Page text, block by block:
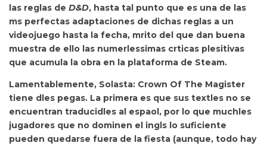
las reglas de D&D, hasta tal punto que es una de las
ms perfectas adaptaciones de dichas reglas a un
videojuego hasta la fecha, mrito del que dan buena
muestra de ello las numerlessimas crticas plesitivas
que acumula la obra en la plataforma de Steam.
Lamentablemente, Solasta: Crown Of The Magister
tiene dles pegas. La primera es que sus textles no se
encuentran traducidles al espaol, por lo que muchles
jugadores que no dominen el ingls lo suficiente
pueden quedarse fuera de la fiesta (aunque, todo hay